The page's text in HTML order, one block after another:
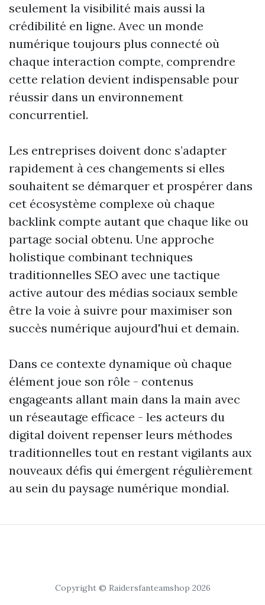
seulement la visibilité mais aussi la
crédibilité en ligne. Avec un monde
numérique toujours plus connecté où
chaque interaction compte, comprendre
cette relation devient indispensable pour
réussir dans un environnement
concurrentiel.
Les entreprises doivent donc s’adapter
rapidement à ces changements si elles
souhaitent se démarquer et prospérer dans
cet écosystème complexe où chaque
backlink compte autant que chaque like ou
partage social obtenu. Une approche
holistique combinant techniques
traditionnelles SEO avec une tactique
active autour des médias sociaux semble
être la voie à suivre pour maximiser son
succès numérique aujourd'hui et demain.
Dans ce contexte dynamique où chaque
élément joue son rôle - contenus
engageants allant main dans la main avec
un réseautage efficace - les acteurs du
digital doivent repenser leurs méthodes
traditionnelles tout en restant vigilants aux
nouveaux défis qui émergent régulièrement
au sein du paysage numérique mondial.
Copyright © Raidersfanteamshop 2026